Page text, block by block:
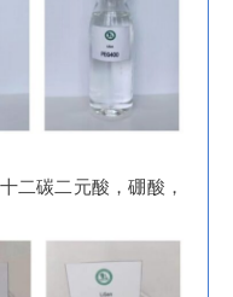
二碳二元酸，硼酸，